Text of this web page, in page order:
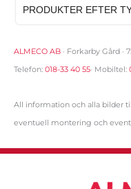
PRODUKTER EFTER
ALMECO AB · Forkarby Gård ·
Telefon: 018-33 40 55· Mobiltel:
All information och alla bilder
eventuell montering och